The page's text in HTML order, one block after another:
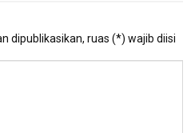
dipublikasikan, ruas (*) wajib diisi